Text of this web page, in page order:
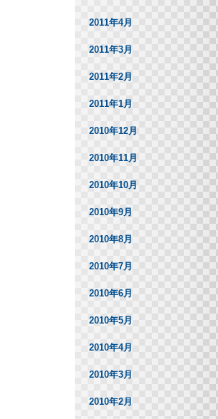
2011年4月
2011年3月
2011年2月
2011年1月
2010年12月
2010年11月
2010年10月
2010年9月
2010年8月
2010年7月
2010年6月
2010年5月
2010年4月
2010年3月
2010年2月